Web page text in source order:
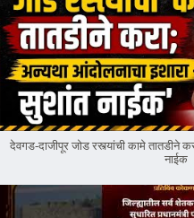
देवगड-दाजीपूर जोड रस्त्यांची कामे तातडीने
नाईक